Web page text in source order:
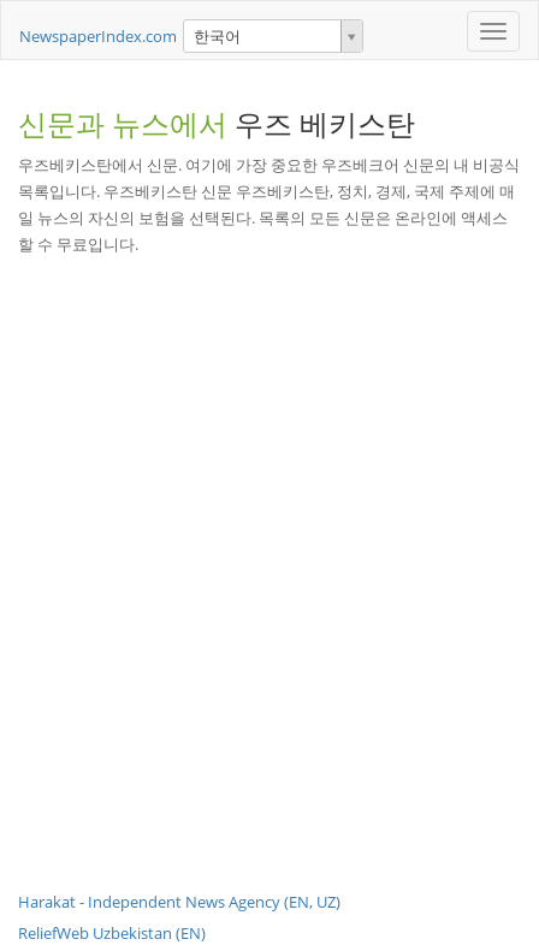
Toggle
NewspaperIndex.com 한국어
신문과 뉴스에서 우즈 베키스탄
우즈베키스탄에서 신문. 여기에 가장 중요한 우즈베크어 신문의 내 비공식
목록입니다. 우즈베키스탄 신문 우즈베키스탄, 정치, 경제, 국제 주제에 매
일 뉴스의 자신의 보험을 선택된다. 목록의 모든 신문은 온라인에 액세스
할 수 무료입니다.
Harakat - Independent News Agency (EN, UZ)
ReliefWeb Uzbekistan (EN)